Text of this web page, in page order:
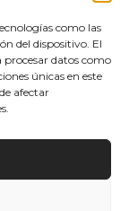
como las
del dispositivo. El
datos como
únicas en este
afectar